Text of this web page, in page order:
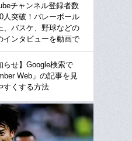
チャンネル登録者数
人突破！バレーボール
、バスケ、野球などの
インタビューを動画で
らせ】Google検索で
Web」の記事を見
すくする方法